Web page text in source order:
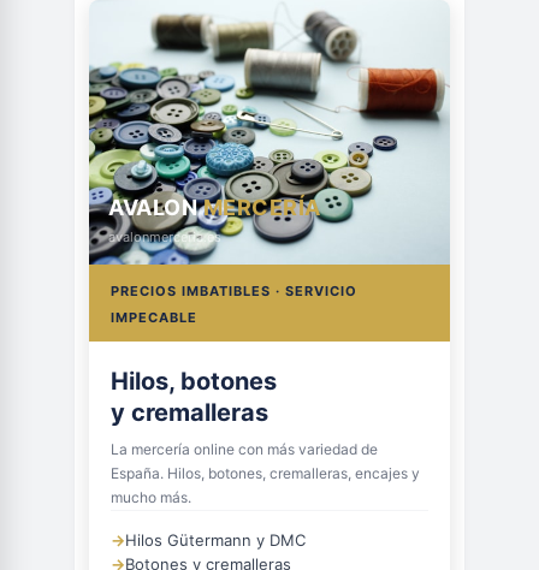
AVALONMERCERÍA
avalonmerceria.es
PRECIOS IMBATIBLES · SERVICIO
IMPECABLE
Hilos, botones
y cremalleras
La mercería online con más variedad de
España. Hilos, botones, cremalleras, encajes y
mucho más.
→Hilos Gütermann y DMC
→Botones y cremalleras